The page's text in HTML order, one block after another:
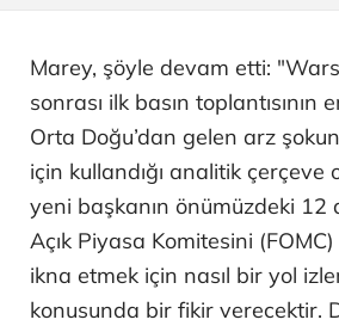
Marey, şöyle devam etti:
sonrası ilk basın toplantısının
Orta Doğu’dan gelen arz
için kullandığı analitik çerçeve
yeni başkanın önümüzdeki 12
Açık Piyasa Komitesini
ikna etmek için nasıl bir yol
konusunda bir fikir verecektir.